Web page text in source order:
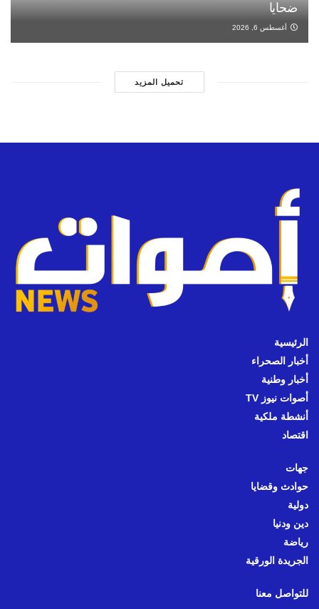
ضحايا
أغسطس 6, 2026
تحميل المزيد
الرئيسية
أخبار الصحراء
أخبار وطنية
أصوات نيوز TV
أنشطة ملكية
اقتصاد
جهات
حوادث وقضايا
دولية
دين ودنيا
رياضة
الجريدة الورقية
للتواصل معنا